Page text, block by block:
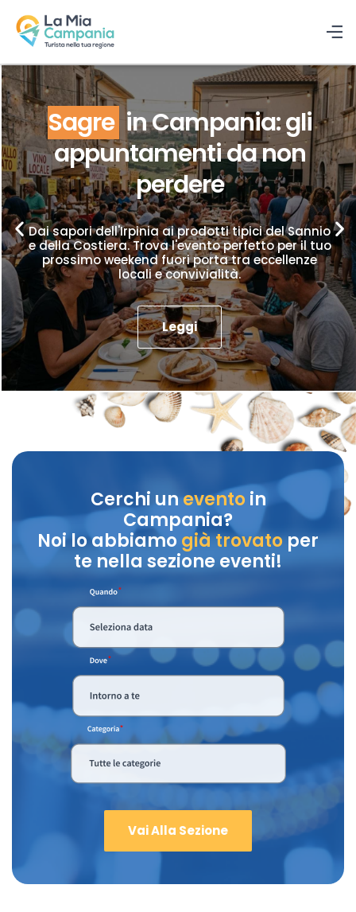
Sagre in Campania: gli
appuntamenti da non
perdere
Dai sapori dell'Irpinia ai prodotti tipici del Sannio
e della Costiera. Trova l'evento perfetto per il tuo
prossimo weekend fuori porta tra eccellenze
locali e convivialità.
Leggi
Cerchi unevento in
Campania?
Noi lo abbiamo già trovatoper
te nella sezione eventi!
Vai Alla Sezione